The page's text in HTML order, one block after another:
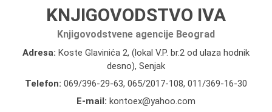
KNJIGOVODSTVO IVA
Knjigovodstvene agencije Beograd
Adresa: Koste Glavinića 2, (lokal V.P. br.2 od ulaza hodnik
desno), Senjak
Telefon: 069/396-29-63, 065/2017-108, 011/369-16-30
E-mail: kontoex@yahoo.com